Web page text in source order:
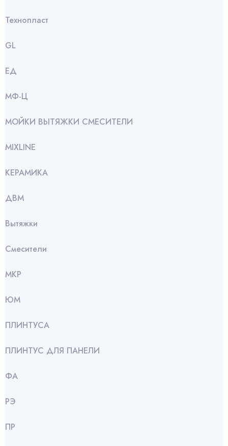
Технопласт
GL
ЕД
МФ-Ц
МОЙКИ ВЫТЯЖКИ СМЕСИТЕЛИ
МIXLINE
КЕРАМИКА
ДВМ
Вытяжки
Смесители
МКР
ЮМ
ПЛИНТУСА
ПЛИНТУС ДЛЯ ПАНЕЛИ
ФА
РЭ
ПР